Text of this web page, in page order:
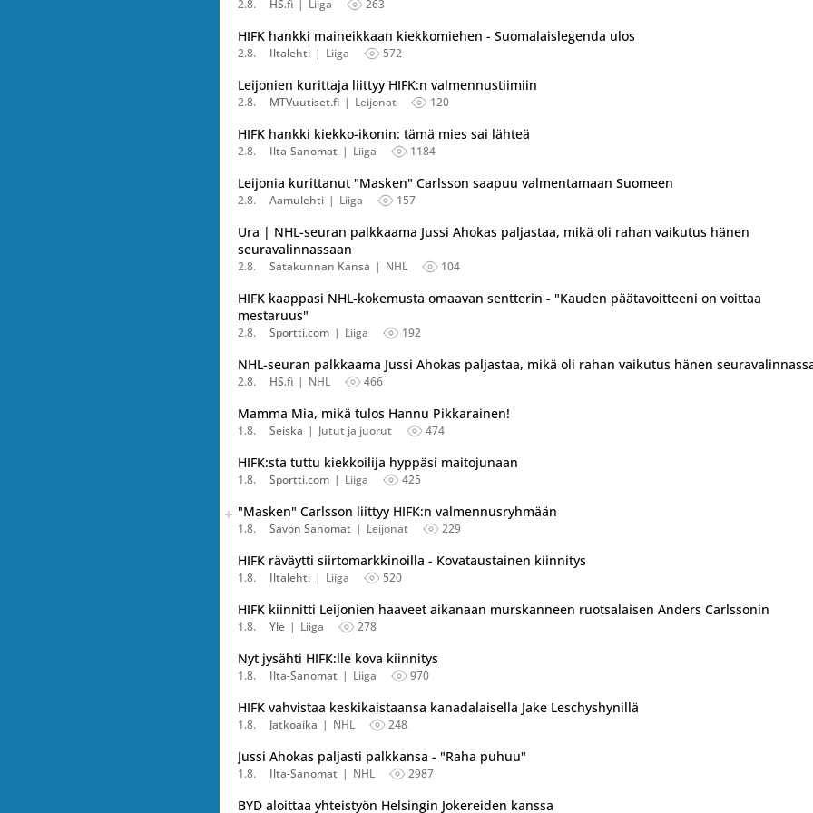
2.8. HS.fi Liiga 263
HIFK hankki maineikkaan kiekkomiehen - Suomalaislegenda ulos
2.8. Iltalehti Liiga 572
Leijonien kurittaja liittyy HIFK:n valmennustiimiin
2.8. MTVuutiset.fi Leijonat 120
HIFK hankki kiekko-ikonin: tämä mies sai lähteä
2.8. Ilta-Sanomat Liiga 1184
Leijonia kurittanut "Masken" Carlsson saapuu valmentamaan Suomeen
2.8. Aamulehti Liiga 157
Ura | NHL-seuran palkkaama Jussi Ahokas paljastaa, mikä oli rahan vaikutus hänen
seuravalinnassaan
2.8. Satakunnan Kansa NHL 104
HIFK kaappasi NHL-kokemusta omaavan sentterin - "Kauden päätavoitteeni on voittaa
mestaruus"
2.8. Sportti.com Liiga 192
NHL-seuran palkkaama Jussi Ahokas paljastaa, mikä oli rahan vaikutus hänen
2.8. HS.fi NHL 466
Mamma Mia, mikä tulos Hannu Pikkarainen!
1.8. Seiska Jutut ja juorut 474
HIFK:sta tuttu kiekkoilija hyppäsi maitojunaan
1.8. Sportti.com Liiga 425
Seuraava uutinen on julkaistu useassa eri lähteessä.
Listaa uutisen kaikki versiot
"Masken" Carlsson liittyy HIFK:n valmennusryhmään
1.8. Savon Sanomat Leijonat 229
HIFK räväytti siirtomarkkinoilla - Kovataustainen kiinnitys
1.8. Iltalehti Liiga 520
HIFK kiinnitti Leijonien haaveet aikanaan murskanneen ruotsalaisen Anders Carlssonin
1.8. Yle Liiga 278
Nyt jysähti HIFK:lle kova kiinnitys
1.8. Ilta-Sanomat Liiga 970
HIFK vahvistaa keskikaistaansa kanadalaisella Jake Leschyshynillä
1.8. Jatkoaika NHL 248
Jussi Ahokas paljasti palkkansa - "Raha puhuu"
1.8. Ilta-Sanomat NHL 2987
BYD aloittaa yhteistyön Helsingin Jokereiden kanssa